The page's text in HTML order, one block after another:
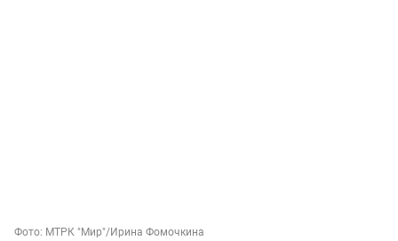
Фото: МТРК "Мир"/Ирина Фомочкина